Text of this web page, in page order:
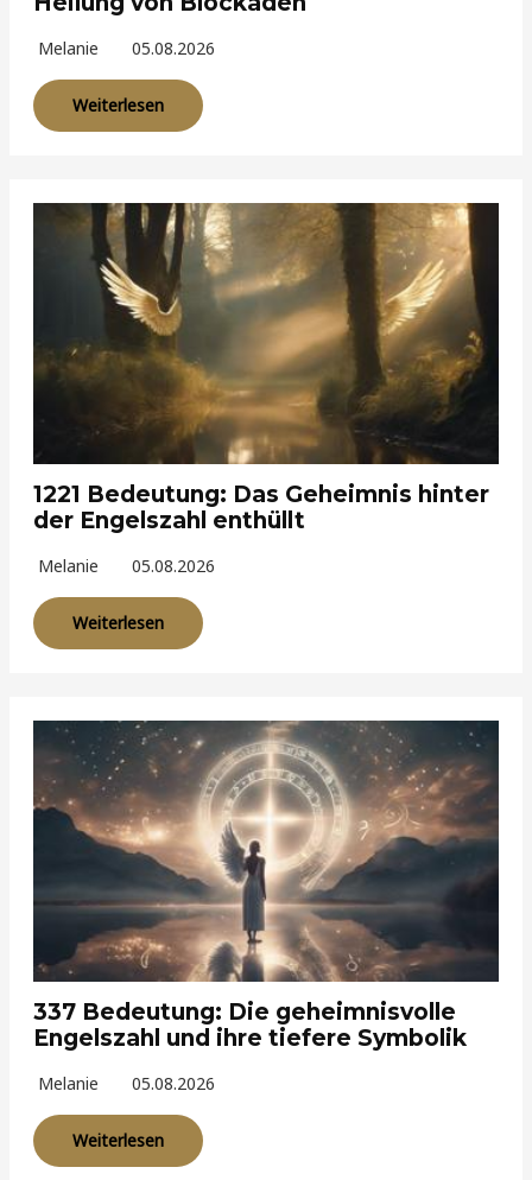
Melanie 05.08.2026
Weiterlesen
1221 Bedeutung: Das Geheimnis hinter
der Engelszahl enthüllt
Melanie 05.08.2026
Weiterlesen
337 Bedeutung: Die geheimnisvolle
Engelszahl und ihre tiefere Symbolik
Melanie 05.08.2026
Weiterlesen